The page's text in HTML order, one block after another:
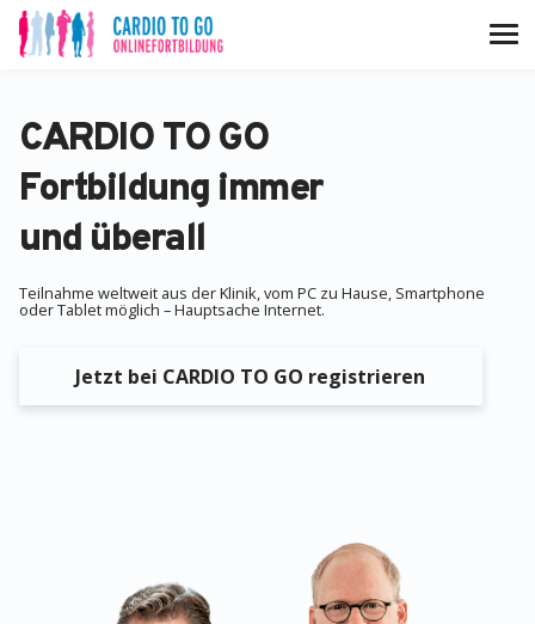
CARDIO TO GO
Fortbildung immer
und überall
Teilnahme weltweit aus der Klinik, vom PC zu Hause, Smartphone
oder Tablet möglich – Hauptsache Internet.
Jetzt bei CARDIO TO GO registrieren